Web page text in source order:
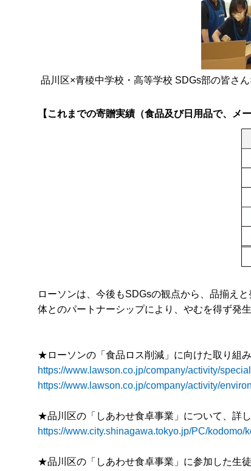
品川区×青稜中学校・高等学校 SDGs部の皆さ
【これまでの寄贈実績（食品及び日用品で、メ
ローソンは、今後もSDGsの観点から、品揃え
体とのパートナーシップにより、やむを得ず発
★ローソンの「食品ロス削減」に向けた取り組
https://www.lawson.co.jp/company/activity/
https://www.lawson.co.jp/company/activity/
★品川区の「しあわせ食卓事業」について、詳
https://www.city.shinagawa.tokyo.jp/PC/
★品川区の「しあわせ食卓事業」に参加した生